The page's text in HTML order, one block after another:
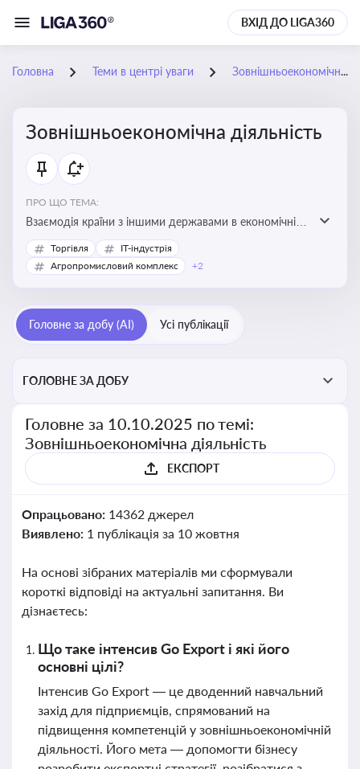
ВХІД ДО LIGA360
Головна Теми в центрі уваги Зовнішньоекономічна діяльність
Зовнішньоекономічна діяльність
ПРО ЩО ТЕМА:
Взаємодія країни з іншими державами в економічній
сфері, включаючи експорт та імпорт товарів і послуг,
міжнародні фінансові операції, інвестиції, торгівлю,
Торгівля
IT-індустрія
Агропромисловий комплекс
+2
Головне за добу (AI) Усі публікації
ГОЛОВНЕ ЗА ДОБУ
Головне за 10.10.2025 по темі:
Зовнішньоекономічна діяльність
ЕКСПОРТ
Опрацьовано: 14362 джерел
Виявлено: 1 публікація за 10 жовтня
На основі зібраних матеріалів ми сформували
короткі відповіді на актуальні запитання. Ви
дізнаєтесь:
Що таке інтенсив Go Export і які його
основні цілі?
Інтенсив Go Export — це дводенний навчальний
захід для підприємців, спрямований на
підвищення компетенцій у зовнішньоекономічній
діяльності. Його мета — допомогти бізнесу